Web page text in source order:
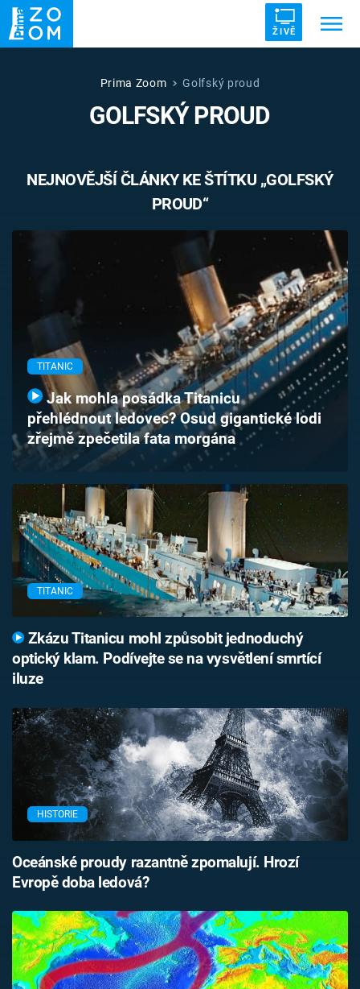
ŽIVĚ
ZRÁDCI UFO DRUHÁ SVĚTOVÁ VÁLKA
VETŘELCI DÁVNOVĚKU
Témata
TV Program
Časopis
Sledujte prima+
Přihlášení
Sledujte nás
Prima Zoom Golfský proud
GOLFSKÝ PROUD
NEJNOVĚJŠÍ ČLÁNKY KE ŠTÍTKU „GOLFSKÝ
PROUD“
TITANIC
Jak mohla posádka Titanicu
přehlédnout ledovec? Osud gigantické lodi
zřejmě zpečetila fata morgána
TITANIC
Zkázu Titanicu mohl způsobit jednoduchý
optický klam. Podívejte se na vysvětlení smrtící
iluze
HISTORIE
Oceánské proudy razantně zpomalují. Hrozí
Evropě doba ledová?